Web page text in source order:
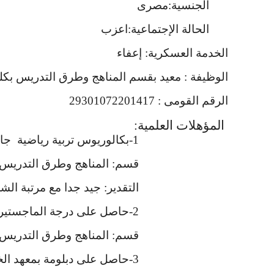
الجنسية:مصرى
الحالة الإجتماعية:اعزب
الخدمة العسكرية: إعفاء
الوظيفة : معيد بقسم المناهج وطرق التدريس
الرقم القومى : 29301072201417
المؤهلات العلمية:
1-بكالوريوس تربية رياضية
قسم: المناهج وطرق
التقدير: جيد جدا مع مرتبة
2-حاصل على درجة الماجستير فى التربية الرياضية 2017
قسم: المناهج وطرق
3-حاصل على دبلومة بمعهد الخطوط العربية